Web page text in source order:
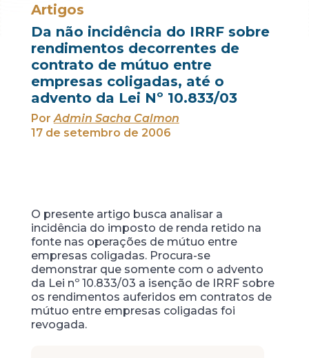
Artigos
Da não incidência do IRRF sobre
rendimentos decorrentes de
contrato de mútuo entre
empresas coligadas, até o
advento da Lei Nº 10.833/03
PorAdmin Sacha Calmon
17 de setembro de 2006
O presente artigo busca analisar a
incidência do imposto de renda retido na
fonte nas operações de mútuo entre
empresas coligadas. Procura-se
demonstrar que somente com o advento
da Lei nº 10.833/03 a isenção de IRRF sobre
os rendimentos auferidos em contratos de
mútuo entre empresas coligadas foi
revogada.